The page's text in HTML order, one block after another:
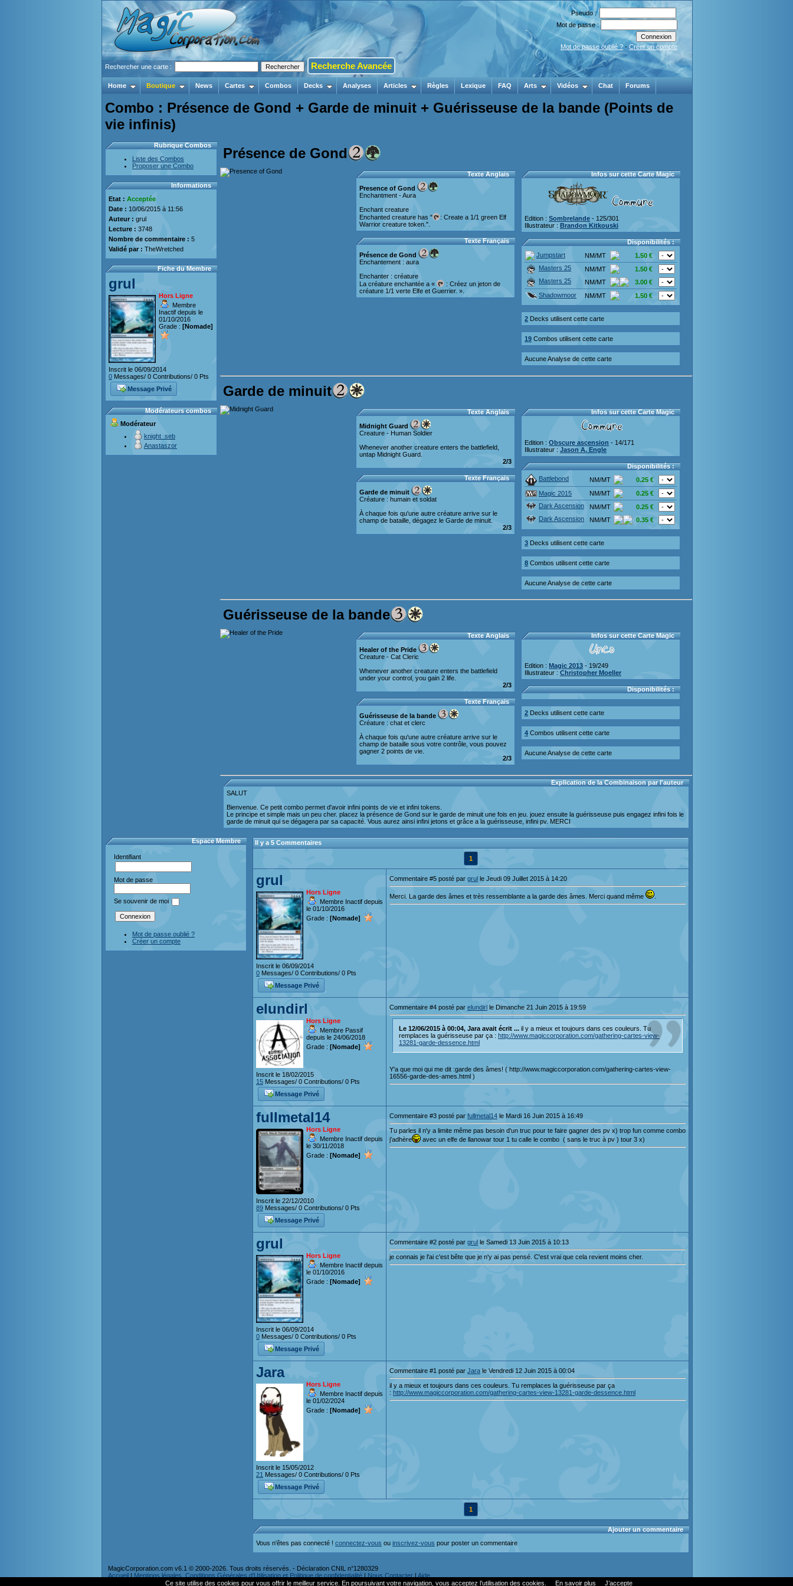
Pseudo :
Mot de passe :
Mot de passe oublié ? - Créer un compte
Rechercher une carte : Recherche Avancée
Home Boutique News Cartes Combos Decks Analyses Articles Règles Lexique FAQ Arts Vidéos Chat Forums
Combo : Présence de Gond + Garde de minuit + Guérisseuse de la bande (Points de
vie infinis)
Rubrique Combos
Liste des Combos
Proposer une Combo
Informations
Etat : Acceptée
Date : 10/06/2015 à 11:56
Auteur : grul
Lecture : 3748
Nombre de commentaire : 5
Validé par : TheWretched
Fiche du Membre
grul
Hors Ligne
Membre
Inactif depuis le
01/10/2016
Grade : [Nomade]
Inscrit le 06/09/2014
0 Messages/ 0 Contributions/ 0 Pts
Message Privé
Modérateurs combos
Modérateur
knight_seb
Anastaszor
Présence de Gond
Texte Anglais
Presence of Gond
Enchantment - Aura
Enchant creature
Enchanted creature has "
: Create a 1/1 green Elf
Warrior creature token.".
Texte Français
Présence de Gond
Enchantement : aura
Enchanter : créature
La créature enchantée a «
: Créez un jeton de
créature 1/1 verte Elfe et Guerrier. ».
Infos sur cette Carte Magic
Edition : Sombrelande - 125/301
Illustrateur : Brandon Kitkouski
Disponibilités :
Jumpstart
NM/MT
1.50 €
Masters 25
NM/MT
1.50 €
Masters 25
NM/MT
3.00 €
Shadowmoor
NM/MT 1.50 €
2 Decks utilisent cette carte
19 Combos utilisent cette carte
Aucune Analyse de cette carte
Garde de minuit
Texte Anglais
Midnight Guard
Creature - Human Soldier
Whenever another creature enters the battlefield,
untap Midnight Guard.
2/3
Texte Français
Garde de minuit
Créature : humain et soldat
À chaque fois qu'une autre créature arrive sur le
champ de bataille, dégagez le Garde de minuit.
2/3
Infos sur cette Carte Magic
Edition : Obscure ascension - 14/171
Illustrateur : Jason A. Engle
Disponibilités :
Battlebond
NM/MT
0.25 €
Magic 2015
NM/MT
0.25 €
Dark Ascension
NM/MT
0.25 €
Dark Ascension
NM/MT 0.35 €
3 Decks utilisent cette carte
8 Combos utilisent cette carte
Aucune Analyse de cette carte
Guérisseuse de la bande
Texte Anglais
Healer of the Pride
Creature - Cat Cleric
Whenever another creature enters the battlefield
under your control, you gain 2 life.
2/3
Texte Français
Guérisseuse de la bande
Créature : chat et clerc
À chaque fois qu'une autre créature arrive sur le
champ de bataille sous votre contrôle, vous pouvez
gagner 2 points de vie.
2/3
Infos sur cette Carte Magic
Edition : Magic 2013 - 19/249
Illustrateur : Christopher Moeller
Disponibilités :
2 Decks utilisent cette carte
4 Combos utilisent cette carte
Aucune Analyse de cette carte
Explication de la Combinaison par l'auteur
SALUT
Bienvenue. Ce petit combo permet d'avoir infini points de vie et infini tokens.
Le principe et simple mais un peu cher. placez la présence de Gond sur le garde de minuit une fois en jeu. jouez ensuite la guérisseuse puis engagez infini fois le
garde de minuit qui se dégagera par sa capacité. Vous aurez ainsi infini jetons et grâce a la guérisseuse, infini pv. MERCI
Espace Membre
Identifiant
Mot de passe
Se souvenir de moi
Mot de passe oublié ?
Créer un compte
Il y a 5 Commentaires
1
grul
Hors Ligne
Membre Inactif depuis
le 01/10/2016
Grade : [Nomade]
Inscrit le 06/09/2014
0 Messages/ 0 Contributions/ 0 Pts
Message Privé
Commentaire #5 posté par grul le Jeudi 09 Juillet 2015 à 14:20
Merci. La garde des âmes et très ressemblante a la garde des âmes. Merci quand même
elundirl
Hors Ligne
Membre Passif
depuis le 24/06/2018
Grade : [Nomade]
Inscrit le 18/02/2015
15 Messages/ 0 Contributions/ 0 Pts
Message Privé
Commentaire #4 posté par elundirl le Dimanche 21 Juin 2015 à 19:59
Le 12/06/2015 à 00:04, Jara avait écrit ... il y a mieux et toujours dans ces couleurs. Tu
remplaces la guérisseuse par ça : http://www.magiccorporation.com/gathering-cartes-view-
13281-garde-dessence.html
Y'a que moi qui me dit :garde des âmes! ( http://www.magiccorporation.com/gathering-cartes-view-
16556-garde-des-ames.html )
fullmetal14
Hors Ligne
Membre Inactif depuis
le 30/11/2018
Grade : [Nomade]
Inscrit le 22/12/2010
89 Messages/ 0 Contributions/ 0 Pts
Message Privé
Commentaire #3 posté par fullmetal14 le Mardi 16 Juin 2015 à 16:49
Tu parles il n'y a limite même pas besoin d'un truc pour te faire gagner des pv x) trop fun comme combo
j'adhère
avec un elfe de llanowar tour 1 tu calle le combo ( sans le truc à pv ) tour 3 x)
grul
Hors Ligne
Membre Inactif depuis
le 01/10/2016
Grade : [Nomade]
Inscrit le 06/09/2014
0 Messages/ 0 Contributions/ 0 Pts
Message Privé
Commentaire #2 posté par grul le Samedi 13 Juin 2015 à 10:13
je connais je l'ai c'est bête que je n'y ai pas pensé. C'est vrai que cela revient moins cher.
Jara
Hors Ligne
Membre Inactif depuis
le 01/02/2024
Grade : [Nomade]
Inscrit le 15/05/2012
21 Messages/ 0 Contributions/ 0 Pts
Message Privé
Commentaire #1 posté par Jara le Vendredi 12 Juin 2015 à 00:04
il y a mieux et toujours dans ces couleurs. Tu remplaces la guérisseuse par ça
: http://www.magiccorporation.com/gathering-cartes-view-13281-garde-dessence.html
1
Ajouter un commentaire
Vous n'êtes pas connecté ! connectez-vous ou inscrivez-vous pour poster un commentaire
MagicCorporation.com v6.1 © 2000-2026. Tous droits réservés. - Déclaration CNIL n°1280329
Accueil | Mentions légales, Conditions Générales d'Utilisation et Politique de confidentialité | Nous Contacter | Aide
Ce site utilise des cookies pour vous offrir le meilleur service. En poursuivant votre navigation, vous acceptez l’utilisation des cookies.
En savoir plus J’accepte